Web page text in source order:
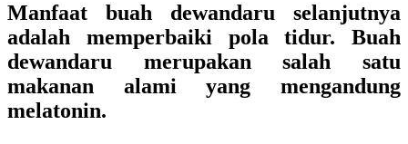
Manfaat buah dewandaru selanjutnya
adalah memperbaiki pola tidur. Buah
dewandaru merupakan salah satu
makanan alami yang mengandung
melatonin.